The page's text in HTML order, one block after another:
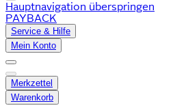
Hauptnavigation überspringen
PAYBACK
Service & Hilfe
Mein Konto
Merkzettel
Warenkorb